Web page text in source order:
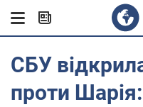
СБУ
проти